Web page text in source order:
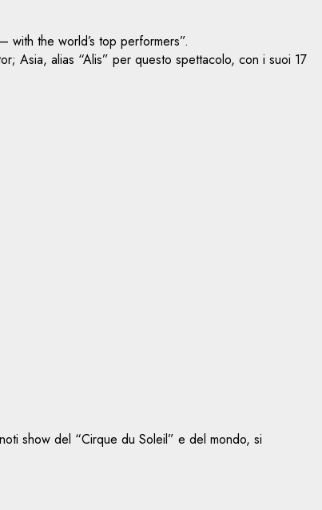
the world’s top performers”.
Asia, alias “Alis” per questo spettacolo, con i suoi 17
show del “Cirque du Soleil” e del mondo, si